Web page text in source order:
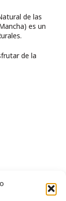
de las
es un
de la